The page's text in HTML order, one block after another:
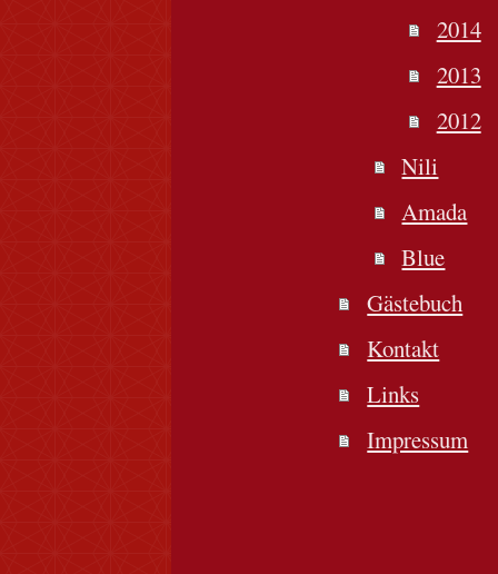
2014
2013
2012
Nili
Amada
Blue
Gästebuch
Kontakt
Links
Impressum